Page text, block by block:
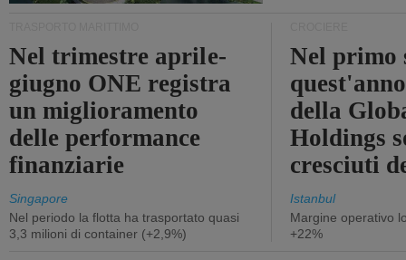
Nel trimestre aprile-
giugno ONE registra
un miglioramento
delle performance
finanziarie
Singapore
Nel periodo la flotta ha trasportato quasi
3,3 milioni di container (+2,9%)
Nel primo
della
Holdings
cresciuti
Istanbul
Margine operativo
+22%